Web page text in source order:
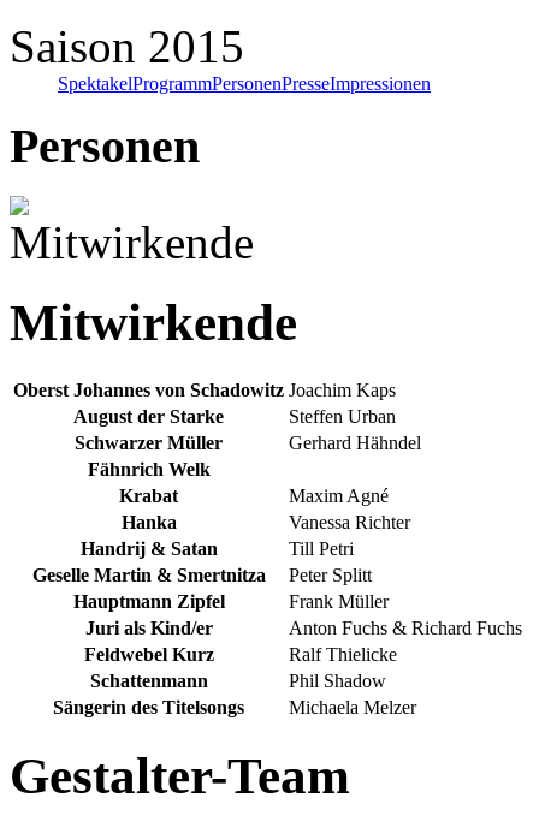
Saison 2015
SpektakelProgrammPersonenPresseImpressionen
Personen
Mitwirkende
Oberst Johannes von Schadowitz Joachim Kaps
August der Starke
Steffen Urban
Schwarzer Müller
Gerhard Hähndel
Fähnrich Welk
Krabat
Maxim Agné
Hanka
Vanessa Richter
Handrij & Satan
Till Petri
Geselle Martin & Smertnitza
Peter Splitt
Hauptmann Zipfel
Frank Müller
Juri als Kind/er
Anton Fuchs & Richard Fuchs
Feldwebel Kurz
Ralf Thielicke
Schattenmann
Phil Shadow
Sängerin des Titelsongs
Michaela Melzer
Gestalter-Team